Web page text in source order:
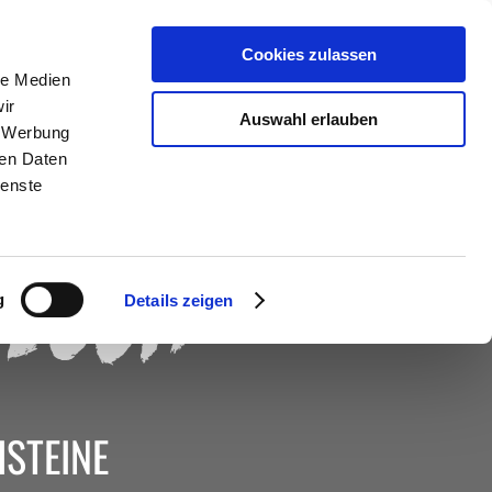
Medien
Daten
Details zeigen
Cookies zulassen
Auswahl erlauben